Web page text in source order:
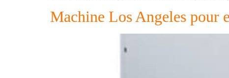
Machine Los Angeles pour